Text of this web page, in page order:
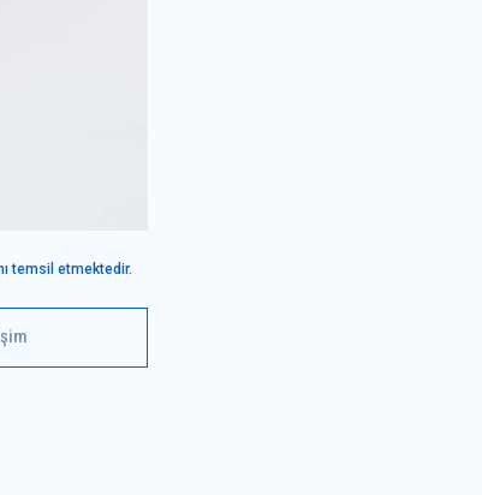
temsil etmektedir.